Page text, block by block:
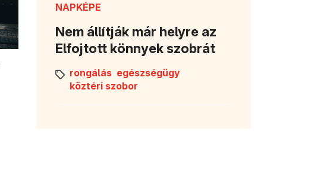
NAPKÉPE
Nem állítják már helyre az
Elfojtott könnyek szobrát
rongálás egészségügy
köztéri szobor